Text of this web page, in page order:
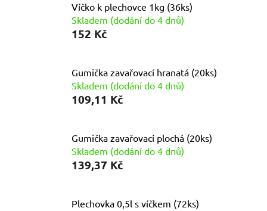
Víčko k plechovce 1kg (36ks)
Skladem (dodání do 4 dnů)
152 Kč
Gumička zavařovací hranatá (20ks)
Skladem (dodání do 4 dnů)
109,11 Kč
Gumička zavařovací plochá (20ks)
Skladem (dodání do 4 dnů)
139,37 Kč
Plechovka 0,5l s víčkem (72ks)